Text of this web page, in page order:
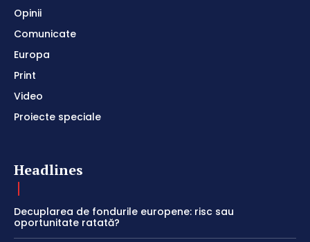
Opinii
Comunicate
Europa
Print
Video
Proiecte speciale
Headlines
Decuplarea de fondurile europene: risc sau
oportunitate ratată?